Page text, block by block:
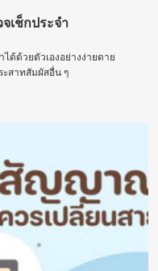
เช็กประจำ
ด้ด้วยตัวเองอย่างง่ายดาย
ะสาทสัมผัสอื่น ๆ